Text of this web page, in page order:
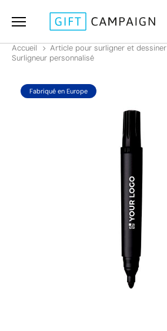
Accueil
Article pour surligner et dessiner
Surligneur personnalisé
Fabriqué en Europe